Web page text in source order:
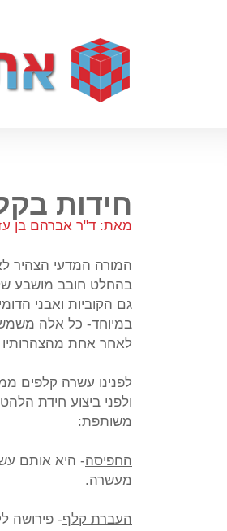
חידות
מאת: ד"ר אברהם בן
המורה המדעי הצהיר
בהחלט חובב מושבע
גם הקוביות ואבני
במיוחד- כל אלה
לאחר אחת מהצהרותיו
לפנינו עשרה קלפים ממוספרים ממספר 1 ועד
ולפני ביצוע חידת
משותפת:
החפיסה- היא אותם
מעשרה.
העברת קלף- פירושה